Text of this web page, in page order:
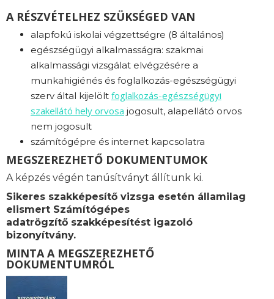
A RÉSZVÉTELHEZ SZÜKSÉGED VAN
alapfokú iskolai végzettségre (8 általános)
egészségügyi alkalmasságra: szakmai
alkalmassági vizsgálat elvégzésére a
munkahigiénés és foglalkozás-egészségügyi
szerv által kijelölt foglalkozás-egészségügyi
szakellátó hely orvosa jogosult, alapellátó orvos
nem jogosult
számítógépre és internet kapcsolatra
MEGSZEREZHETŐ DOKUMENTUMOK
A képzés végén tanúsítványt állítunk ki.
Sikeres szakképesítő vizsga esetén államilag
elismert Számítógépes
adatrögzítő szakképesítést igazoló
bizonyítvány.
MINTA A MEGSZEREZHETŐ
DOKUMENTUMRÓL